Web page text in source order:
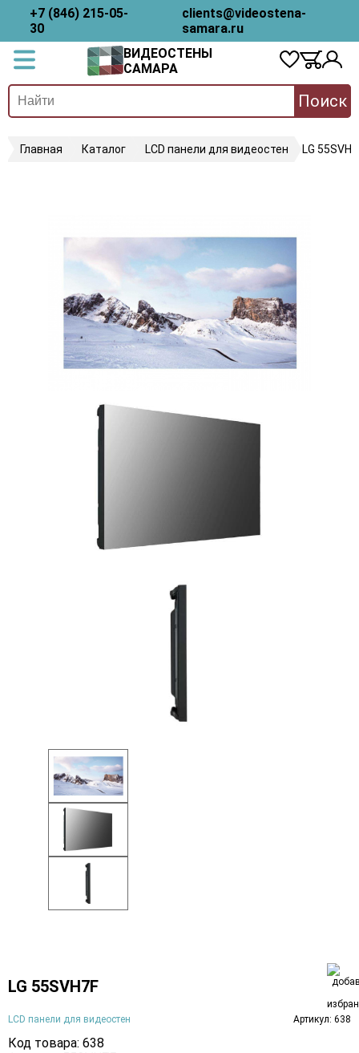
+7 (846) 215-05-
30
clients@videostena-
samara.ru
ВИДЕОСТЕНЫ
САМАРА
Поиск
Главная Каталог LCD панели для видеостен LG
LG 55SVH7F
LCD панели для видеостен Артикул: 638
Код товара: 638